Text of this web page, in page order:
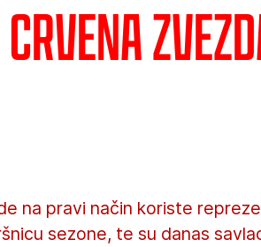
na pravi način koriste
sezone, te su danas